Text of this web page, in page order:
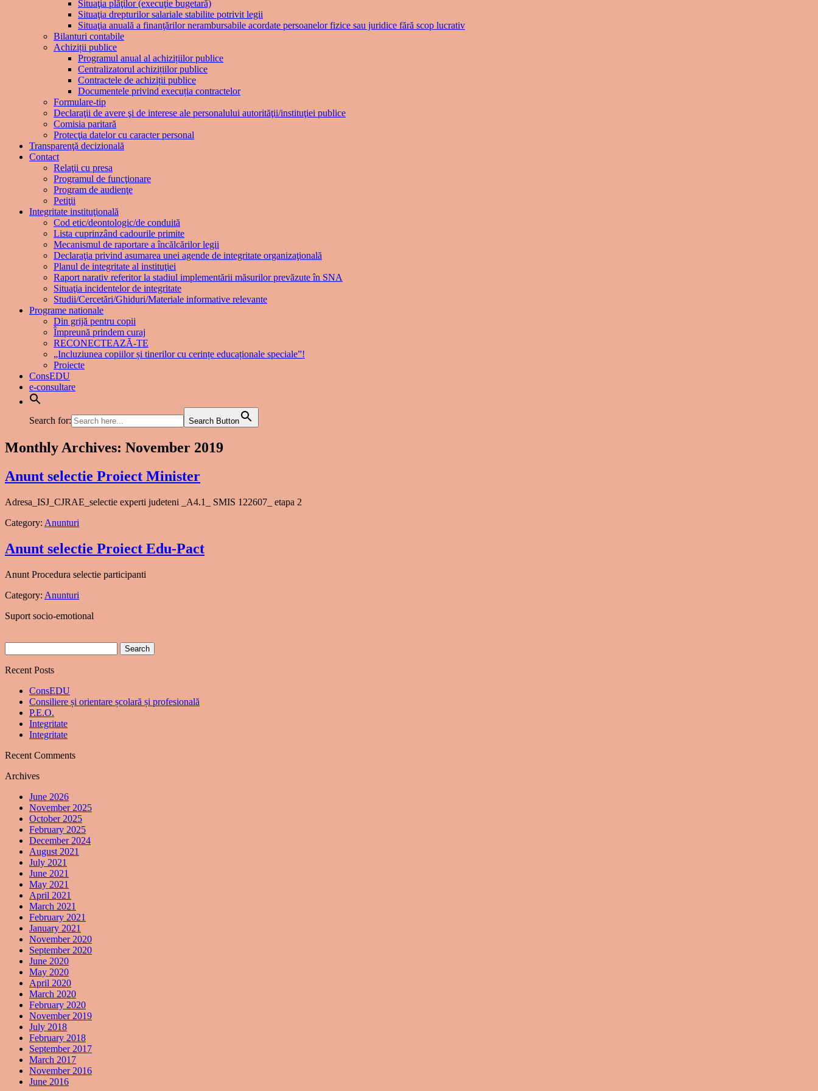
Situaţia plăţilor (execuţie bugetară)
Situaţia drepturilor salariale stabilite potrivit legii
Situaţia anuală a finanţărilor nerambursabile acordate persoanelor fizice sau juridice fără scop lucrativ
Bilanturi contabile
Achiziții publice
Programul anual al achizițiilor publice
Centralizatorul achizițiilor publice
Contractele de achiziții publice
Documentele privind execuția contractelor
Formulare-tip
Declaraţii de avere şi de interese ale personalului autorităţii/instituţiei publice
Comisia paritară
Protecţia datelor cu caracter personal
Transparenţă decizională
Contact
Relaţii cu presa
Programul de funcţionare
Program de audienţe
Petiţii
Integritate instituţională
Cod etic/deontologic/de conduită
Lista cuprinzând cadourile primite
Mecanismul de raportare a încălcărilor legii
Declaraţia privind asumarea unei agende de integritate organizaţională
Planul de integritate al instituţiei
Raport narativ referitor la stadiul implementării măsurilor prevăzute în SNA
Situaţia incidentelor de integritate
Studii/Cercetări/Ghiduri/Materiale informative relevante
Programe nationale
Din grijă pentru copii
Împreună prindem curaj
RECONECTEAZĂ-TE
„Incluziunea copiilor și tinerilor cu cerințe educaționale speciale”!
Proiecte
ConsEDU
e-consultare
Search for: Search Button
Monthly Archives: November 2019
Anunt selectie Proiect Minister
Adresa_ISJ_CJRAE_selectie experti judeteni _A4.1_ SMIS 122607_ etapa 2
Category: Anunturi
Anunt selectie Proiect Edu-Pact
Anunt Procedura selectie participanti
Category: Anunturi
Suport socio-emotional
for:
Recent Posts
ConsEDU
Consiliere și orientare școlară și profesională
P.E.O.
Integritate
Integritate
Recent Comments
Archives
June 2026
November 2025
October 2025
February 2025
December 2024
August 2021
July 2021
June 2021
May 2021
April 2021
March 2021
February 2021
January 2021
November 2020
September 2020
June 2020
May 2020
April 2020
March 2020
February 2020
November 2019
July 2018
February 2018
September 2017
March 2017
November 2016
June 2016